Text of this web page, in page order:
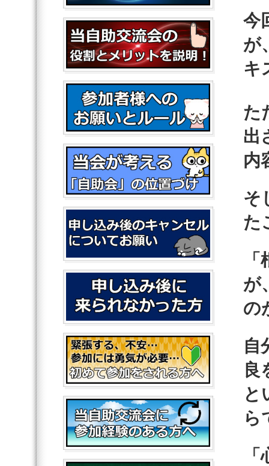
今
が
キ
た
出
内
そ
た
が
の
自
と
ら